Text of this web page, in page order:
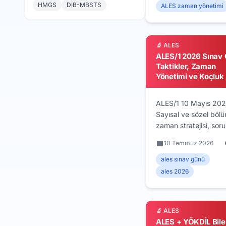
HMGS
DİB-MBSTS
zor sorulara
kontrol noktaları ve 4
yanlış 1 doğru kuralına
göre boş bırakma
ALES/2 için sınav
stratejisi.
ALES zaman yönetimi
🔬 ALES
ALES/1 2026 Sınav
Taktikler, Zaman
Yönetimi ve Koçluk
ALES/1 10 Mayıs
Sayısal ve sözel
zaman stratejisi, soru
yönetimi ve koçluk
taktikleriyle sınav
rehberi.
10 Temmuz 2026
ales sınav günü
ales 2026
🔬 ALES
ALES + YÖKDİL